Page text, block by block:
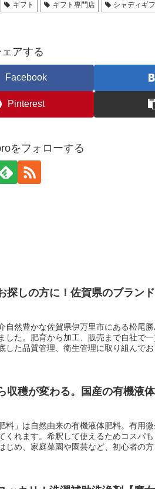
ギフト ギフト専門店 シャディギ
ェアする
Facebook
Pinterest
をフォローする
探しの方に！佐賀県のブラン
然豊かな佐賀県伊万里市にある松尾
した。肥育から加工、販売まで自社で
した品質管理、衛生管理に取り組んで
松坂牛・米沢牛のような高級和牛銘柄
ないので、伊萬里牛をご存じない方も
ススメ。2.ギフト・贈り物をお探しの
の無料対応いたします お祝いや内祝い
す3.特別な日やイベントの日のごちそ
ちそうにピッタリ。ステーキやスライ
、お好みの部位や食べ方などが選びや
収穫が変わる。国産の有機液
料」は自然由来の有機液体肥料。有用
くれます。希釈して使えるためコスパ
じめ、家庭菜園や園芸など、初心者の